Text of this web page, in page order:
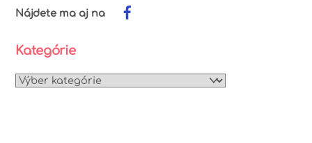
Nájdete ma aj na
Kategórie
Kategórie